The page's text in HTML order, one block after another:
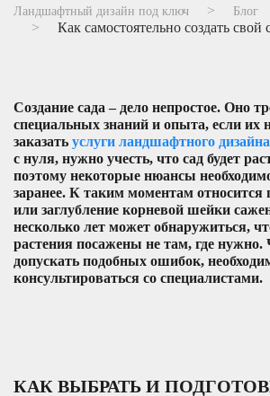
Ландшафтный дизайн под ключ Блог
Как самостоятельно создать свой
Создание сада – дело непростое. Оно
специальных знаний и опыта, если их
заказать услуги ландшафтного дизайна
с нуля, нужно учесть, что сад будет
поэтому некоторые нюансы
заранее. К таким моментам относится
или заглубление корневой шейки
несколько лет может обнаружиться,
растения посажены не там, где нужно.
допускать подобных ошибок,
консультироваться со специалистами.
КАК ВЫБРАТЬ И